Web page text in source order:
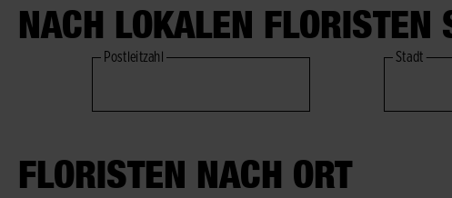
NACH LOKALEN FLORISTEN
Postleitzahl Stadt
FLORISTEN NACH ORT